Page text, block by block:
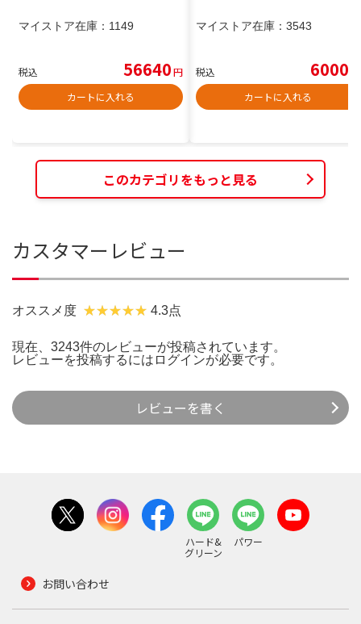
マイストア在庫： 1149
税込 56640円
カートに入れる
マイストア在庫： 3543
税込 6000
カートに入れる
このカテゴリをもっと見る
カスタマーレビュー
オススメ度 4.3点
現在、3243件のレビューが投稿されています。
レビューを投稿するには ログインが必要です。
レビューを書く
ハード&
グリーン
パワー
お問い合わせ